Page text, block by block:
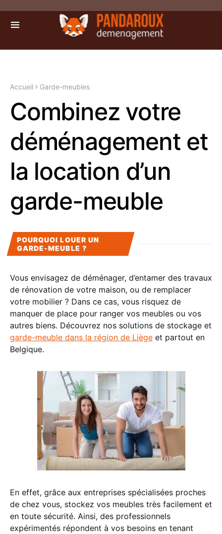
Accueil Garde-meubles
Combinez votre
déménagement et
la location d’un
garde-meuble
POURQUOI LOUER UN
GARDE-MEUBLE ?
Vous envisagez de déménager, d’entamer des travaux
de rénovation de votre maison, ou de remplacer
votre mobilier ? Dans ce cas, vous risquez de
manquer de place pour ranger vos meubles ou vos
autres biens. Découvrez nos solutions de stockage et
garde-meuble dans la région de Liège et partout en
Belgique.
En effet, grâce aux entreprises spécialisées proches
de chez vous, stockez vos meubles très facilement et
en toute sécurité. Ainsi, des professionnels
expérimentés répondent à vos besoins en tenant